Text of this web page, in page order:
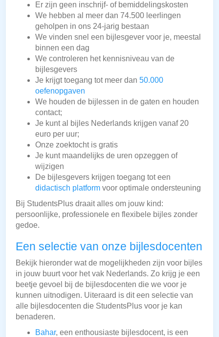
Er zijn geen inschrijf- of bemiddelingskosten
We hebben al meer dan 74.500 leerlingen
geholpen in ons 24-jarig bestaan
We vinden snel een bijlesgever voor je, meestal
binnen een dag
We controleren het kennisniveau van de
bijlesgevers
Je krijgt toegang tot meer dan 50.000
oefenopgaven
We houden de bijlessen in de gaten en houden
contact;
Je kunt al bijles Nederlands krijgen vanaf 20
euro per uur;
Onze zoektocht is gratis
Je kunt maandelijks de uren opzeggen of
wijzigen
De bijlesgevers krijgen toegang tot een
didactisch platform voor optimale ondersteuning
Bij StudentsPlus draait alles om jouw kind:
persoonlijke, professionele en flexibele bijles zonder
gedoe.
Een selectie van onze bijlesdocenten
Bekijk hieronder wat de mogelijkheden zijn voor bijles
in jouw buurt voor het vak Nederlands. Zo krijg je een
beetje gevoel bij de bijlesdocenten die we voor je
kunnen uitnodigen. Uiteraard is dit een selectie van
alle bijlesdocenten die StudentsPlus voor je kan
benaderen.
Bahar, een enthousiaste bijlesdocent, is een